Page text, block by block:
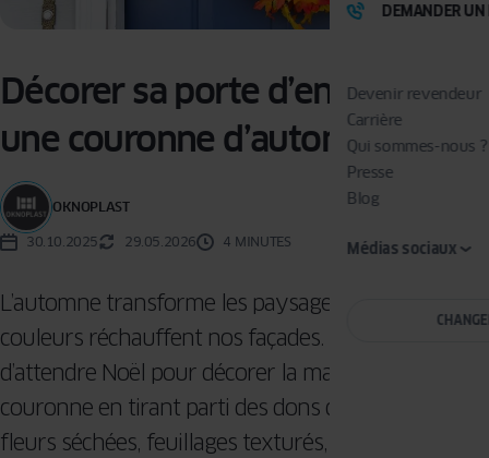
DEMANDER UN
Devenir revendeur
Carrière
Qui sommes-nous ?
Presse
Blog
Médias sociaux
Décorer sa porte d’entrée avec
une couronne d’automne
OKNOPLAST
30.10.2025 29.05.2026 4 MINUTES
L’automne transforme les paysages et ses
couleurs réchauffent nos façades. Pas besoin
d’attendre Noël pour décorer la maison avec une
couronne en tirant parti des dons de la nature :
fleurs séchées, feuillages texturés, baies ou petites